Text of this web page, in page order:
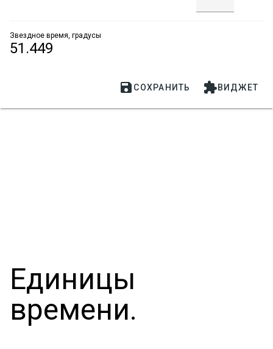
Звездное время, градусы
51.449
 СОХРАНИТЬ ВИДЖЕТ
Единицы
времени.